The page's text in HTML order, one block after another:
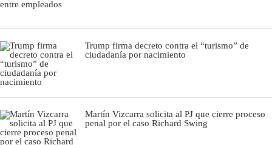
Trump firma decreto contra el “turismo” de
ciudadanía por nacimiento
Martín Vizcarra solicita al PJ que cierre proceso
penal por el caso Richard Swing